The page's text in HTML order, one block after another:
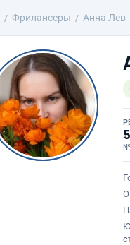
Фрилансеры Анна Лев
№